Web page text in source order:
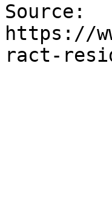
Source:
https://